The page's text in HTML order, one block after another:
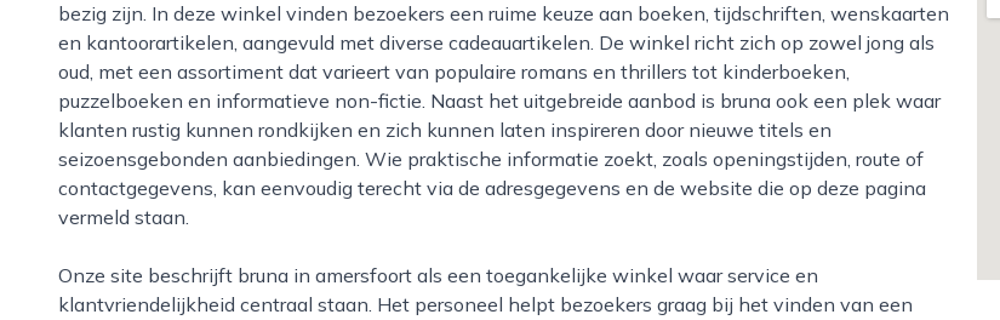
bezig zijn. In deze winkel vinden bezoekers een ruime keuze aan boeken, tijdschriften, wenskaarten
en kantoorartikelen, aangevuld met diverse cadeauartikelen. De winkel richt zich op zowel jong als
oud, met een assortiment dat varieert van populaire romans en thrillers tot kinderboeken,
puzzelboeken en informatieve non-fictie. Naast het uitgebreide aanbod is bruna ook een plek waar
klanten rustig kunnen rondkijken en zich kunnen laten inspireren door nieuwe titels en
seizoensgebonden aanbiedingen. Wie praktische informatie zoekt, zoals openingstijden, route of
contactgegevens, kan eenvoudig terecht via de adresgegevens en de website die op deze pagina
vermeld staan.
Onze site beschrijft bruna in amersfoort als een toegankelijke winkel waar service en
klantvriendelijkheid centraal staan. Het personeel helpt bezoekers graag bij het vinden van een